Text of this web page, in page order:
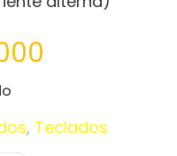
, Teclados